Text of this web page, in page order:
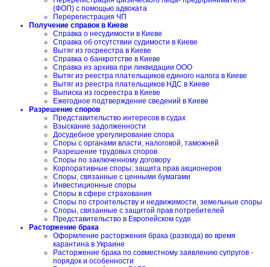
(ФОП) с помощью адвоката
Перерегистрация ЧП
Получение справок в Киеве
Справка о несудимости в Киеве
Справка об отсутствии судимости в Киеве
Вытяг из госреестра в Киеве
Справка о банкротстве в Киеве
Справка из архива при ликвидации ООО
Вытяг из реестра плательщиков единого налога в Киеве
Вытяг из реестра плательщиков НДС в Киеве
Выписка из госреестра в Киеве
Ежегодное подтверждение сведений в Киеве
Разрешение споров
Представительство интересов в судах
Взыскание задолженности
Досудебное урегулирование спора
Споры с органами власти, налоговой, таможней
Разрешение трудовых споров
Споры по заключенному договору
Корпоративные споры: защита прав акционеров
Споры, связанные с ценными бумагами
Инвестиционные споры
Споры в сфере страхования
Споры по строительству и недвижимости, земельные споры
Споры, связанные с защитой прав потребителей
Представительство в Европейском суде
Расторжение брака
Оформление расторжения брака (развода) во время
карантина в Украине
Расторжение брака по совместному заявлению супругов -
порядок и особенности